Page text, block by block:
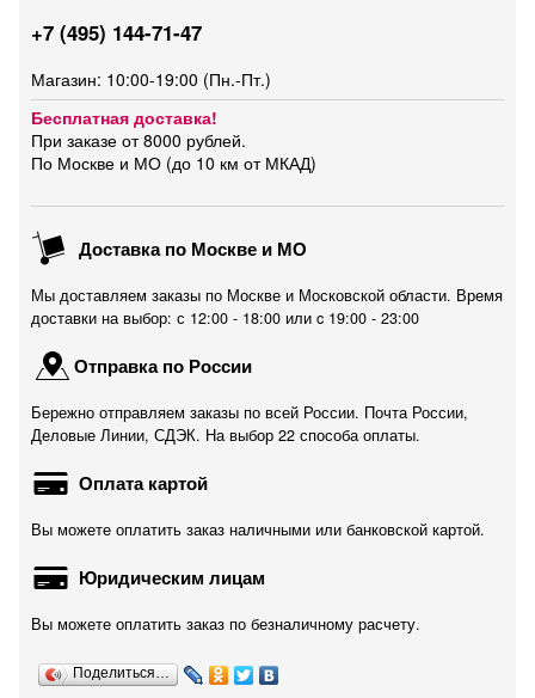
+7 (495) 144-71-47
Магазин: 10:00-19:00 (Пн.-Пт.)
Бесплатная доставка!
При заказе от 8000 рублей.
По Москве и МО (до 10 км от МКАД)
Доставка по Москве и МО
Мы доставляем заказы по Москве и Московской области. Время
доставки на выбор: с 12:00 - 18:00 или c 19:00 - 23:00
Отправка по России
Бережно отправляем заказы по всей России. Почта России,
Деловые Линии, СДЭК. На выбор 22 способа оплаты.
Оплата картой
Вы можете оплатить заказ наличными или банковской картой.
Юридическим лицам
Вы можете оплатить заказ по безналичному расчету.
Поделиться…